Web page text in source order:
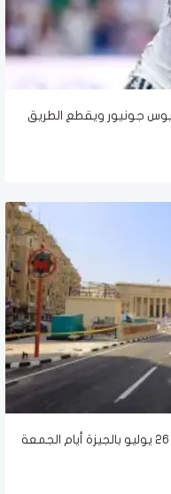
جونيور ويقطع الطريق
بسبب أعمال المونوريل.. غلق كلي لشارع 26 يوليو بالجيزة أيام الجمعة